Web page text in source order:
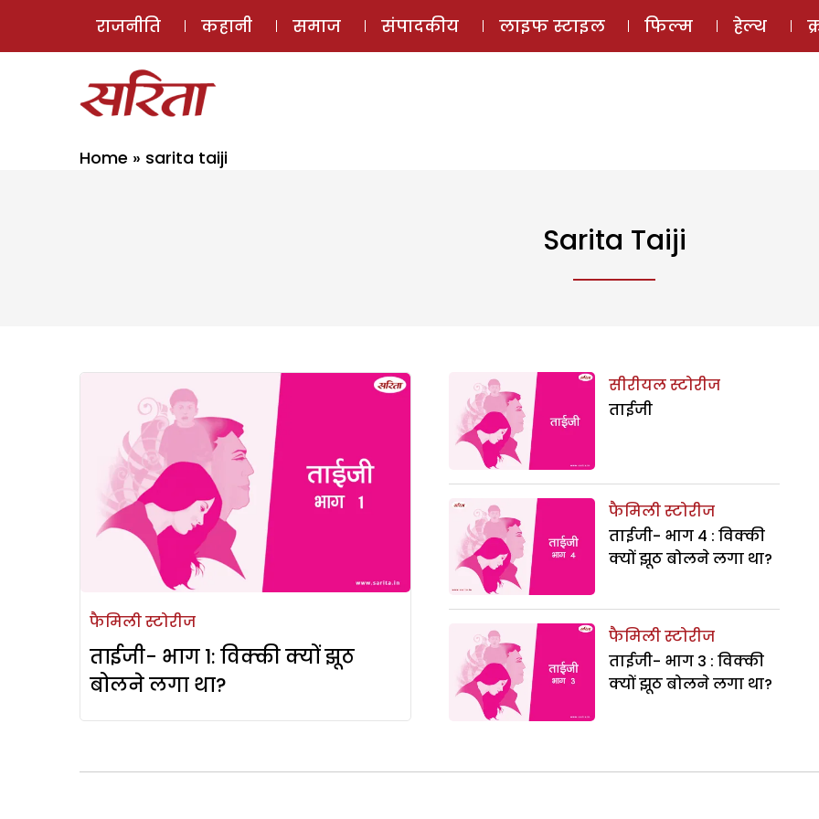
ई-मैगज़ीन
राजनीति कहानी समाज संपादकीय लाइफ स्टाइल फिल्म हेल्थ
Home » sarita taiji
Sarita Taiji
फैमिली स्टोरीज
ताईजी- भाग 1: विक्की क्यों झूठ
बोलने लगा था?
सीरीयल स्टोरीज
ताईजी
फैमिली स्टोरीज
ताईजी- भाग 4 : विक्की
क्यों झूठ बोलने लगा था?
फैमिली स्टोरीज
ताईजी- भाग 3 : विक्की
क्यों झूठ बोलने लगा था?